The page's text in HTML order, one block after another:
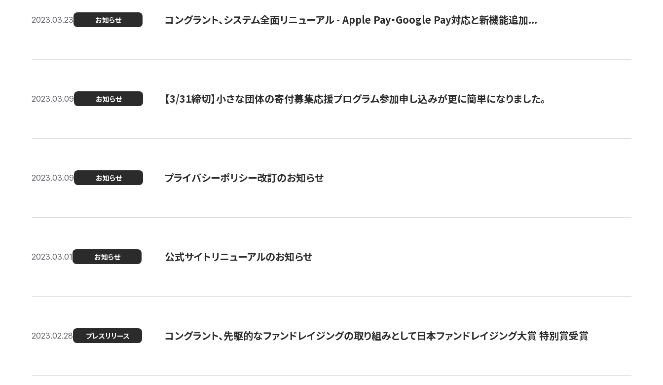
2023.03.23 お知らせ コングラント、システム全面リニューアル - Apple Pay・Google Pay対応と新機能追加...
2023.03.09 お知らせ 【3/31締切】小さな団体の寄付募集応援プログラム参加申し込みが更に簡単になりました。
2023.03.09 お知らせ プライバシーポリシー改訂のお知らせ
2023.03.01 お知らせ 公式サイトリニューアルのお知らせ
2023.02.28 プレスリリース コングラント、先駆的なファンドレイジングの取り組みとして日本ファンドレイジング大賞 特別賞受賞